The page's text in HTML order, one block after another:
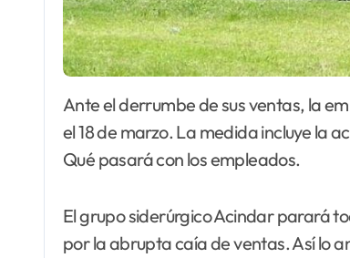
Ante el derrumbe de sus ventas, la empresa siderúrgica dispuso el cese de actividades desde
el 18 de marzo. La medida incluye la
Qué pasará con los empleados.
El grupo siderúrgico Acindar parará
por la abrupta caía de ventas. Así lo